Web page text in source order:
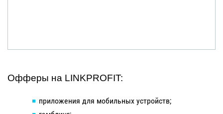
Офферы на LINKPROFIT:
приложения для мобильных устройств;